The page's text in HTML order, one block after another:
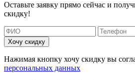
Оставьте заявку прямо сейчас и
скидку!
Хочу скидку
Нажимая кнопку хочу скидку вы
персональных данных